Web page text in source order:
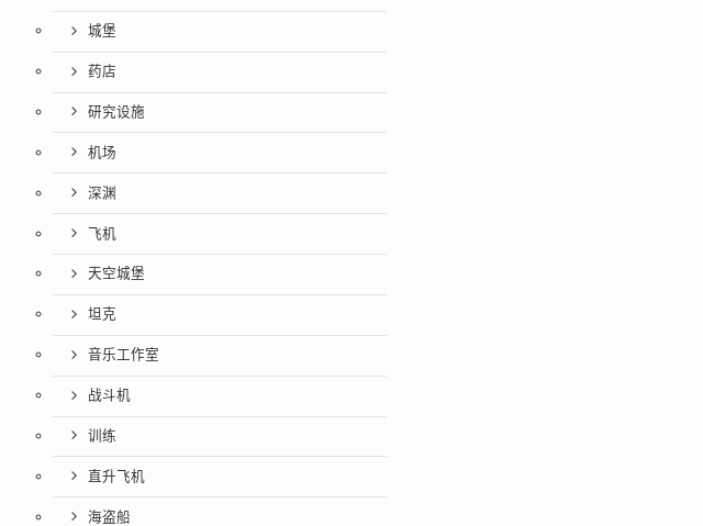
城堡
药店
研究设施
机场
深渊
飞机
天空城堡
坦克
音乐工作室
战斗机
训练
直升飞机
海盗船